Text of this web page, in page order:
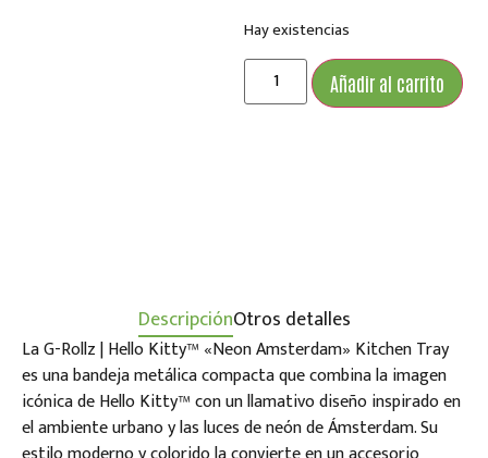
Hay existencias
Añadir al carrito
DescripciónOtros detalles
La G-Rollz | Hello Kitty™ «Neon Amsterdam» Kitchen Tray
es una bandeja metálica compacta que combina la imagen
icónica de Hello Kitty™ con un llamativo diseño inspirado en
el ambiente urbano y las luces de neón de Ámsterdam. Su